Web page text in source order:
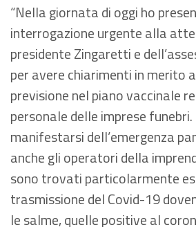
“Nella giornata di oggi ho
interrogazione urgente alla
presidente Zingaretti e
per avere chiarimenti in merito
previsione nel piano vaccinale
personale delle imprese funebri.
manifestarsi dell’emergenza
anche gli operatori della
sono trovati particolarmente
trasmissione del Covid-19
le salme, quelle positive al